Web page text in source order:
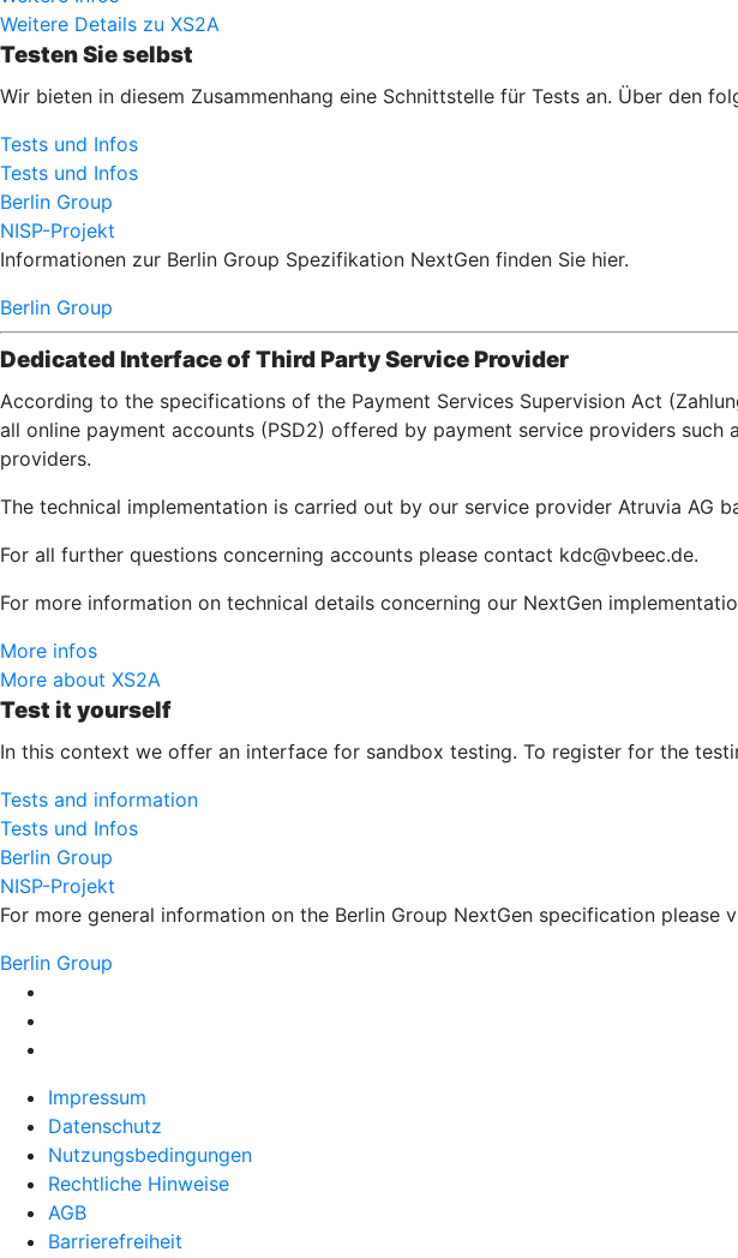
Weitere Details zu XS2A
Testen Sie selbst
Wir bieten in diesem Zusammenhang eine Schnittstelle für Tests an. Über den
Tests und Infos
Tests und Infos
Berlin Group
NISP-Projekt
Informationen zur Berlin Group Spezifikation NextGen finden Sie hier.
Berlin Group
Dedicated Interface of Third Party Service Provider
According to the specifications of the Payment Services Supervision Act
all online payment accounts (PSD2) offered by payment service providers
providers.
The technical implementation is carried out by our service provider Atruvia AG
For all further questions concerning accounts please contact kdc@vbeec.de.
For more information on technical details concerning our NextGen
More infos
More about XS2A
Test it yourself
In this context we offer an interface for sandbox testing. To register for the
Tests and information
Tests und Infos
Berlin Group
NISP-Projekt
For more general information on the Berlin Group NextGen specification please
Berlin Group
Impressum
Datenschutz
Nutzungsbedingungen
Rechtliche Hinweise
AGB
Barrierefreiheit